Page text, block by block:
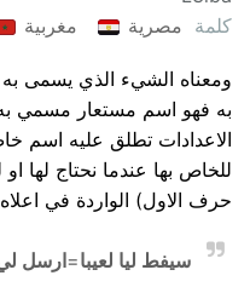
كلمة مصرية مغربية
ومعناه الشيء الذي يسمى
به فهو اسم مستعار مسمي
الاعدادات تطلق عليه اسم
للخاص بها عندما نحتاج لها
حرف الاول) الواردة في اعلاه
سيفط ليا لعيبا=ارسل